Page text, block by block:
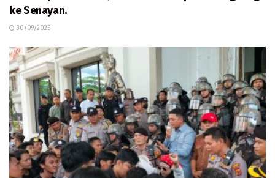
ke Senayan.
30/09/2025